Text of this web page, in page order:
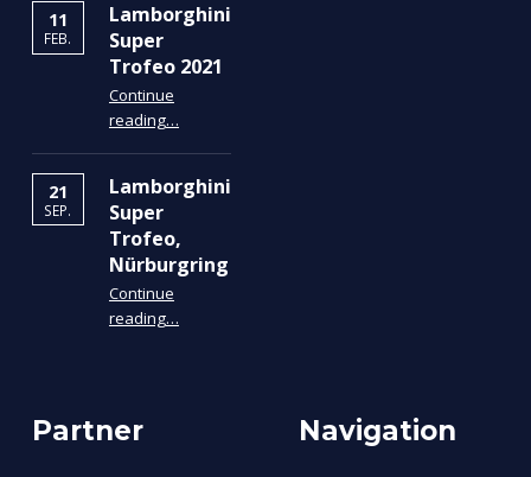
11
FEB.
Lamborghini
Super
Trofeo 2021
Continue
reading…
21
SEP.
Lamborghini
Super
Trofeo,
Nürburgring
Continue
reading“Lamborghini Super Trofeo, Nürburgring”
…
Partner Navigation